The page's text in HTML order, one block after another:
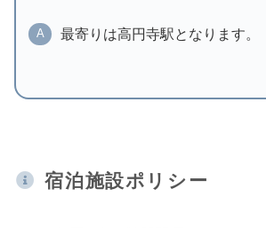
A 最寄りは高円寺駅となります。
宿泊施設ポリシー